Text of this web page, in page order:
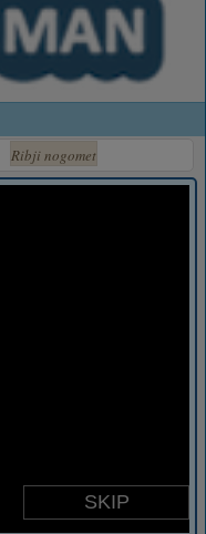
Ribji nogomet